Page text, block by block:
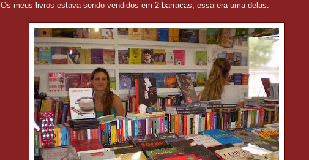
Os meus livros estava sendo vendidos em 2 barracas, essa era uma delas.